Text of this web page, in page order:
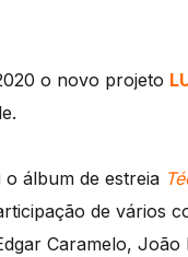
o novo projeto
álbum de estreia
de vários
Caramelo,